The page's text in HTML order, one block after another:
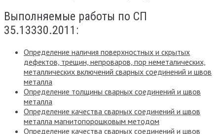
Выполняемые работы по СП
35.13330.2011:
Определение наличия поверхностных и скрытых
дефектов, трещин, непроваров, пор неметалических,
металлических включений сварных соединений и швов
металла
Определение толщины сварных соединений и швов
металла
Определение качества сварных соединений и швов
металла магнитопорошковым методом
Определение качества сварных соединений и швов